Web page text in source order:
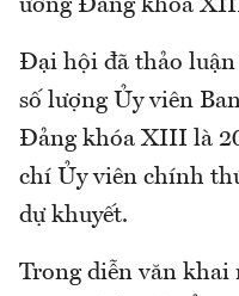
ương Đảng khóa
Đại hội đã thảo luận
số lượng Ủy viên
Đảng khóa XIII là
chí Ủy viên chính
dự khuyết.
Trong diễn văn